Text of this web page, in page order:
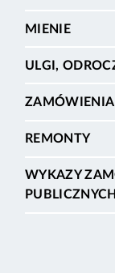
MIENIE
ULGI,
ZAMÓWIENIA
REMONTY
WYKAZY